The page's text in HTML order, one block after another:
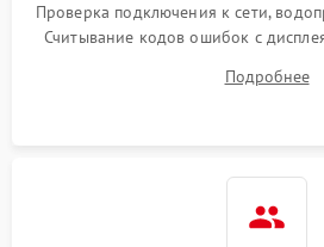
Проверка подключения к сети,
Считывание кодов ошибок с
выявления посторонних шумов,
электронного модуля
Подробнее